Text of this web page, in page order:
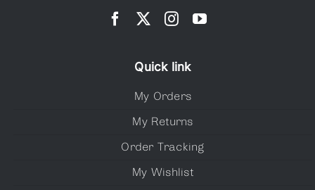
Quick link
My Orders
My Returns
Order Tracking
My Wishlist